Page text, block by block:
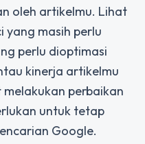
oleh artikelmu. Lihat
yang masih perlu
perlu dioptimasi
kinerja artikelmu
perbaikan
untuk tetap
Google.